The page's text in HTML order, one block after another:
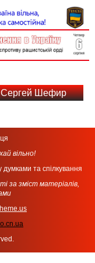
Сергей Шефир
вільно!
та спілкування
за зміст матеріалів,